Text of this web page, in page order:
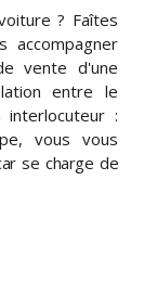
? Faîtes
accompagner
vente d'une
entre le
interlocuteur :
vous vous
se charge de